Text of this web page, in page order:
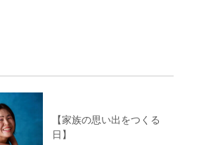
【家族の思い出をつくる
日】